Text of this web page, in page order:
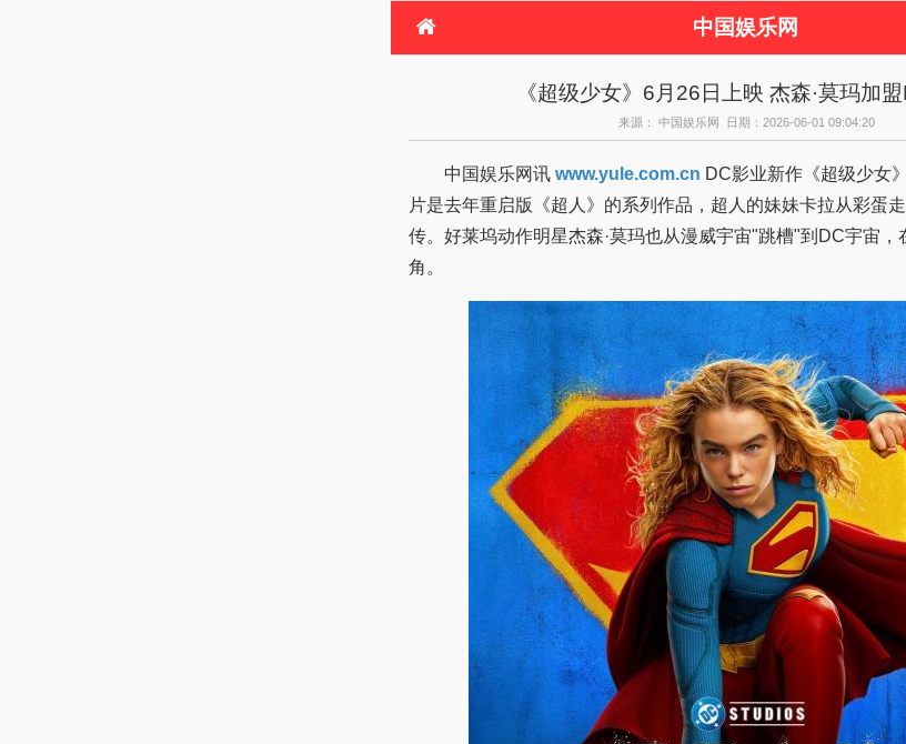
中国娱乐网
演唱会 综艺节目
《超级少女》6月26日上映 杰森·莫玛加
来源： 中国娱乐网 日期：2026-06-01 09:04:20
中国娱乐网讯 www.yule.com.cn
片是去年重启版《超人》的系列作品，超人的妹妹卡拉从彩蛋
传。好莱坞动作明星杰森·莫玛也从漫威宇宙"跳槽"到DC宇宙，
角。